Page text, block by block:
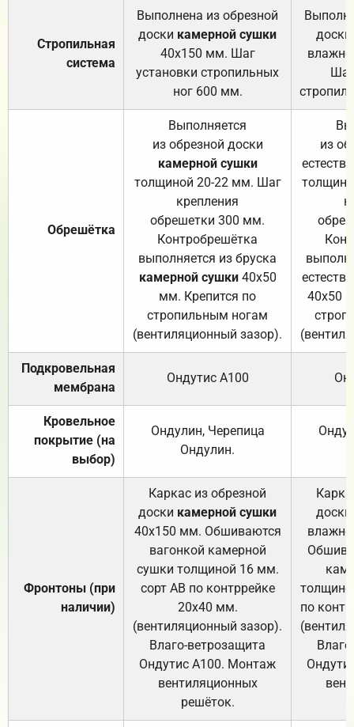
Стропильная
система
Выполнена из обрезной
доски камерной сушки
40х150 мм. Шаг
установки стропильных
ног 600 мм.
доски
Обрешётка
Выполняется
из обрезной доски
камерной сушки
толщиной 20-22 мм. Шаг
крепления
обрешетки 300 мм.
Контробрешётка
выполняется из бруска
камерной сушки40х50
мм. Крепится по
стропильным ногам
(вентиляционный зазор).
из
40х50
Подкровельная
мембрана
Ондутис А100
Кровельное
покрытие (на
выбор)
Ондулин, Черепица
Ондулин.
Фронтоны (при
наличии)
Каркас из обрезной
доски камерной сушки
40х150 мм. Обшиваются
вагонкой камерной
сушки толщиной 16 мм.
сорт АВ по контррейке
20х40 мм.
(вентиляционный зазор).
Влаго-ветрозащита
Ондутис А100. Монтаж
вентиляционных
решёток.
доски
по